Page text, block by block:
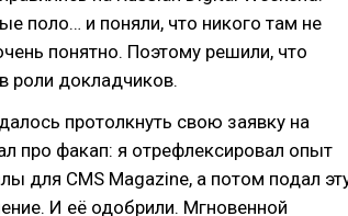
поло… и поняли, что никого там не
понятно. Поэтому решили, что
роли докладчиков.
протолкнуть свою заявку на
про факап: я отрефлексировал опыт
для CMS Magazine, а потом подал
И её одобрили. Мгновенной